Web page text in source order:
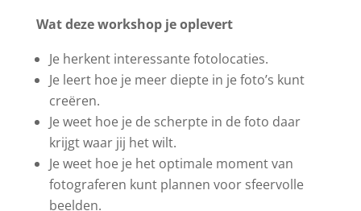
Wat deze workshop je oplevert
Je herkent interessante fotolocaties.
Je leert hoe je meer diepte in je foto’s kunt
creëren.
Je weet hoe je de scherpte in de foto daar
krijgt waar jij het wilt.
Je weet hoe je het optimale moment van
fotograferen kunt plannen voor sfeervolle
beelden.